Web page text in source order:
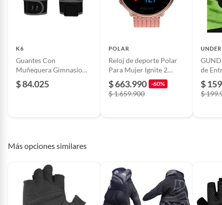
nuestro servicio al cliente.
K6
Guantes Con
Muñequera Gimnasio
Pesas Gym Hombre Ice
Border
$ 84.025
POLAR
Reloj de deporte Polar
Para Mujer Ignite 2
Rosado Rose
$ 663.990 -60%
$ 1.659.900
de
$
$
Más opciones similares